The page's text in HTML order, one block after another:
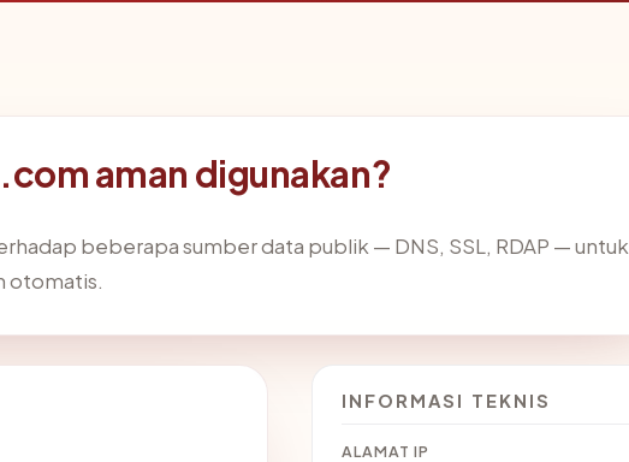
aman digunakan?
beberapa sumber data publik — DNS, SSL, RDAP — untuk
otomatis.
INFORMASI TEKNIS
ALAMAT IP